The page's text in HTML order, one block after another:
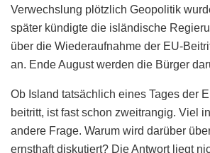
Verwechslung plötzlich Geopolitik
später kündigte die isländische
über die Wiederaufnahme der EU-
an. Ende August werden die Bürger
Ob Island tatsächlich eines Tages der
beitritt, ist fast schon zweitrangig. Viel
andere Frage. Warum wird darüber
ernsthaft diskutiert? Die Antwort liegt